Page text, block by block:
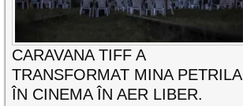
CARAVANA TIFF A
TRANSFORMAT MINA PETRILA
ÎN CINEMA ÎN AER LIBER.